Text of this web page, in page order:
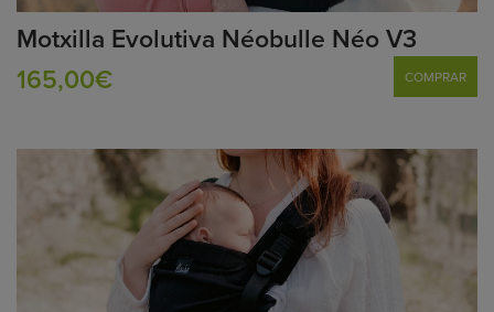
Motxilla Evolutiva Néobulle Néo V3
165,00€
COMPRAR